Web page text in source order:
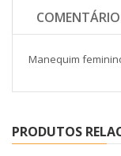
Manequim
PRODUTOS